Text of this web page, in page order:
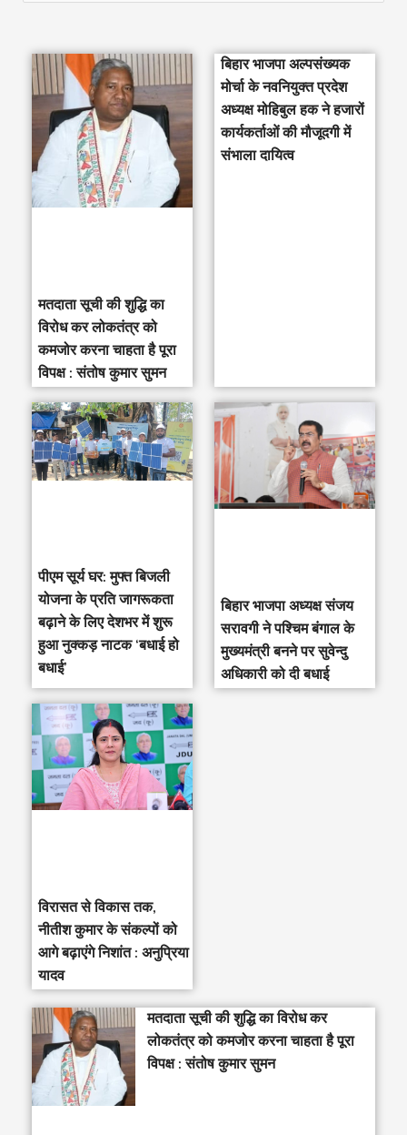
मतदाता सूची की शुद्धि का
विरोध कर लोकतंत्र को
कमजोर करना चाहता है पूरा
विपक्ष : संतोष कुमार सुमन
बिहार भाजपा अल्पसंख्यक
मोर्चा के नवनियुक्त प्रदेश
अध्यक्ष मोहिबुल हक ने हजारों
कार्यकर्ताओं की मौजूदगी में
संभाला दायित्व
पीएम सूर्य घर: मुफ्त बिजली
योजना के प्रति जागरूकता
बढ़ाने के लिए देशभर में शुरू
हुआ नुक्कड़ नाटक ‘बधाई हो
बधाई’
‎बिहार भाजपा अध्यक्ष संजय
सरावगी ने पश्चिम बंगाल के
मुख्यमंत्री बनने पर सुवेन्दु
अधिकारी को दी बधाई
विरासत से विकास तक,
नीतीश कुमार के संकल्पों को
आगे बढ़ाएंगे निशांत : अनुप्रिया
यादव
मतदाता सूची की शुद्धि का विरोध कर
लोकतंत्र को कमजोर करना चाहता है पूरा
विपक्ष : संतोष कुमार सुमन